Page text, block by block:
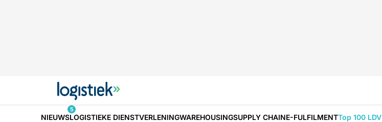
NIEUWS
5
LOGISTIEKE DIENSTVERLENINGWAREHOUSINGSUPPLY CHAINE-FULFILMENTTop 100 LDV